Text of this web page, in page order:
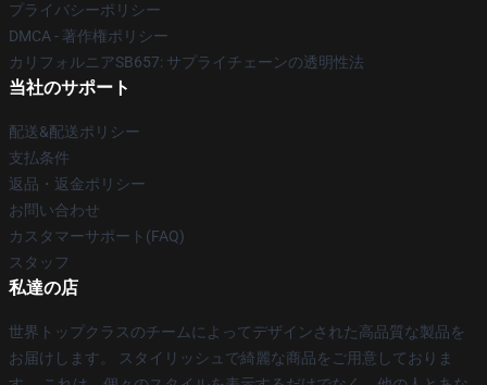
プライバシーポリシー
DMCA - 著作権ポリシー
カリフォルニアSB657: サプライチェーンの透明性法
当社のサポート
配送&配送ポリシー
支払条件
返品・返金ポリシー
お問い合わせ
カスタマーサポート(FAQ)
スタッフ
私達の店
世界トップクラスのチームによってデザインされた高品質な製品を
お届けします。 スタイリッシュで綺麗な商品をご用意しておりま